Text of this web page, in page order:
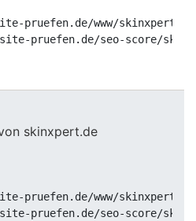
pruefen.de/www/
pruefen.de/seo-score/
pruefen.de/www/
pruefen.de/seo-score/